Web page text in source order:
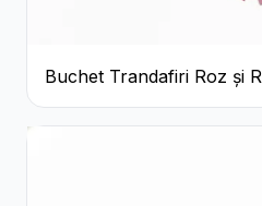
Buchet Trandafiri Roz și
Eucalipt și Gypsophila